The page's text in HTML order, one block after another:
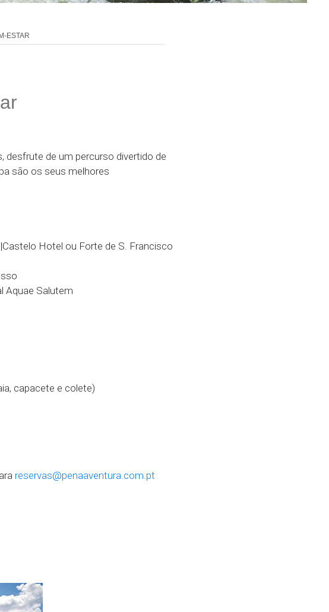
ESTAR
desfrute de um percurso divertido de
são os seus melhores
Hotel ou Forte de S. Francisco
Aquae Salutem
capacete e colete)
reservas@penaaventura.com.pt